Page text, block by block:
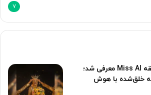
7
برنده اولین دوره مسابقه Miss AI معرفی شد؛
خلق‌شده با هوش